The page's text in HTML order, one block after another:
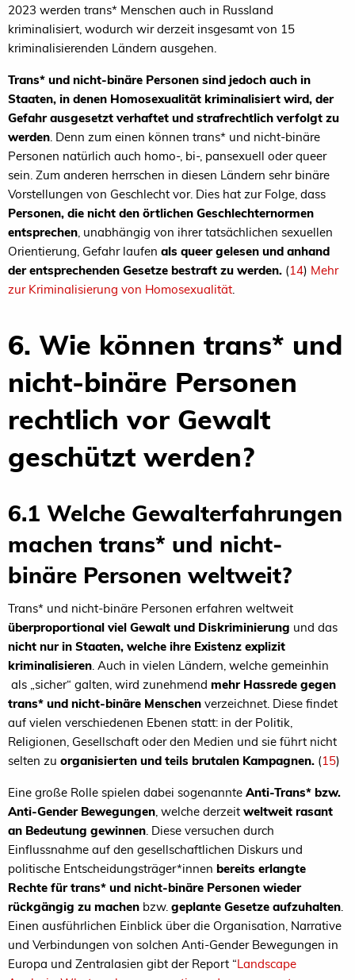
2023 werden trans* Menschen auch in Russland
kriminalisiert, wodurch wir derzeit insgesamt von 15
kriminalisierenden Ländern ausgehen.
Trans* und nicht-binäre Personen sind jedoch auch in
Staaten, in denen Homosexualität kriminalisiert wird, der
Gefahr ausgesetzt verhaftet und strafrechtlich verfolgt zu
werden. Denn zum einen können trans* und nicht-binäre
Personen natürlich auch homo-, bi-, pansexuell oder queer
sein. Zum anderen herrschen in diesen Ländern sehr binäre
Vorstellungen von Geschlecht vor. Dies hat zur Folge, dass
Personen, die nicht den örtlichen Geschlechternormen
entsprechen, unabhängig von ihrer tatsächlichen sexuellen
Orientierung, Gefahr laufen als queer gelesen und anhand
der entsprechenden Gesetze bestraft zu werden. (14) Mehr
zur Kriminalisierung von Homosexualität.
6. Wie können trans* und
nicht-binäre Personen
rechtlich vor Gewalt
geschützt werden?
6.1 Welche Gewalterfahrungen
machen trans* und nicht-
binäre Personen weltweit?
Trans* und nicht-binäre Personen erfahren weltweit
überproportional viel Gewalt und Diskriminierung und das
nicht nur in Staaten, welche ihre Existenz explizit
kriminalisieren. Auch in vielen Ländern, welche gemeinhin
als „sicher“ galten, wird zunehmend mehr Hassrede gegen
trans* und nicht-binäre Menschen verzeichnet. Diese findet
auf vielen verschiedenen Ebenen statt: in der Politik,
Religionen, Gesellschaft oder den Medien und sie führt nicht
selten zu organisierten und teils brutalen Kampagnen. (15)
Eine große Rolle spielen dabei sogenannte Anti-Trans* bzw.
Anti-Gender Bewegungen, welche derzeit weltweit rasant
an Bedeutung gewinnen. Diese versuchen durch
Einflussnahme auf den gesellschaftlichen Diskurs und
politische Entscheidungsträger*innen bereits erlangte
Rechte für trans* und nicht-binäre Personen wieder
rückgängig zu machen bzw. geplante Gesetze aufzuhalten.
Einen ausführlichen Einblick über die Organisation, Narrative
und Verbindungen von solchen Anti-Gender Bewegungen in
Europa und Zentralasien gibt der Report “Landscape